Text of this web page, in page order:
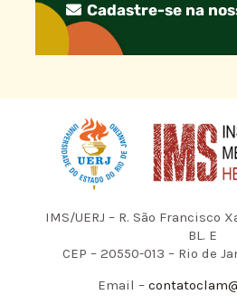
Cadastre-se na
IMS/UERJ – R. São Francisco
BL. E
CEP – 20550-013 – Rio de
Email –